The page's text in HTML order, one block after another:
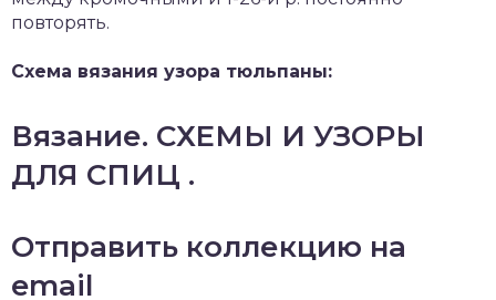
повторять.
Схема вязания узора тюльпаны:
Вязание. СХЕМЫ И УЗОРЫ
ДЛЯ СПИЦ .
Отправить коллекцию на
email